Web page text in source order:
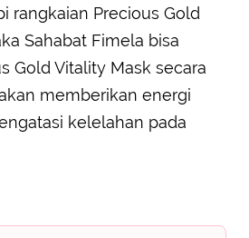
rangkaian Precious Gold
Sahabat Fimela bisa
Gold Vitality Mask secara
memberikan energi
kelelahan pada